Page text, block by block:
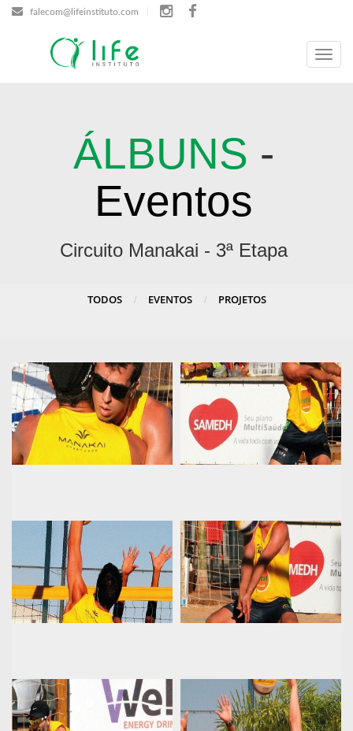
falecom@lifeinstituto.com
Menu
ÁLBUNS -
Eventos
Circuito Manakai - 3ª Etapa
TODOS / EVENTOS / PROJETOS